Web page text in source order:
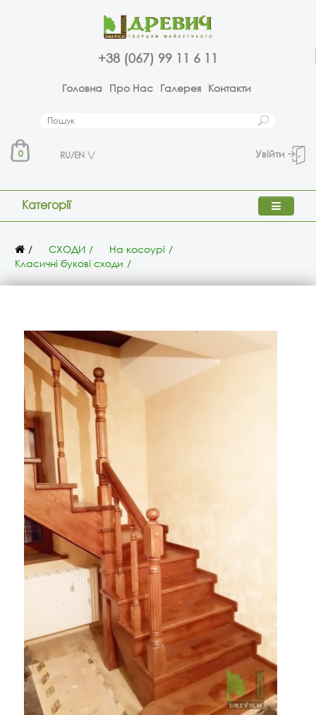
+38 (067) 99 11 6 11
Головна Про Нас Галерея Контакти
0 RU/EN Увійти
Категорії
СХОДИ
На косоурі
Класичні букові сходи